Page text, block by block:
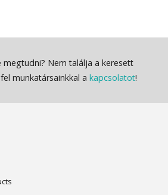
Nem találja a keresett
munkatársainkkal a kapcsolatot!